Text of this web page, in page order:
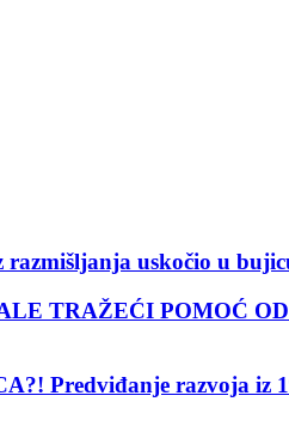
uskočio u
TRAŽEĆI POMOĆ
Predviđanje razvoja iz